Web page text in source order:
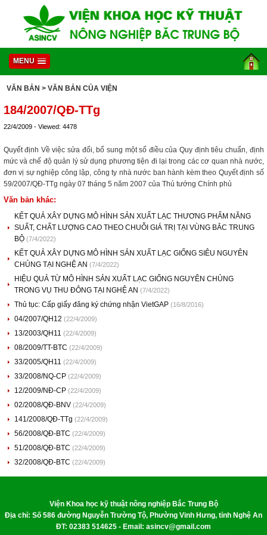
MENU
VĂN BẢN > VĂN BẢN CỦA VIỆN
184/2007/QĐ-TTg
22/4/2009 - Viewed: 4478
Quyết định Về việc sửa đổi, bổ sung một số điều của Quy định tiêu chuẩn, định
mức và chế độ quản lý sử dụng phương tiện đi lại trong các cơ quan nhà nước,
đơn vị sự nghiệp công lập, công ty nhà nước ban hành kèm theo Quyết định số
59/2007/QĐ-TTg ngày 07 tháng 5 năm 2007 của Thủ tướng Chính phủ
Văn bản khác:
KẾT QUẢ XÂY DỰNG MÔ HÌNH SẢN XUẤT LẠC THƯƠNG PHẨM NĂNG
SUẤT, CHẤT LƯỢNG CAO THEO CHUỖI GIÁ TRỊ TẠI VÙNG BẮC TRUNG
BỘ (7/4/2022)
KẾT QUẢ XÂY DỰNG MÔ HÌNH SẢN XUẤT LẠC GIỐNG SIÊU NGUYÊN
CHỦNG TẠI NGHỆ AN (7/4/2022)
HIỆU QUẢ TỪ MÔ HÌNH SẢN XUẤT LẠC GIỐNG NGUYÊN CHỦNG
TRONG VỤ THU ĐÔNG TẠI NGHỆ AN (7/4/2022)
Thủ tục: Cấp giấy đăng ký chứng nhận VietGAP (16/8/2016)
04/2007/QH12 (22/4/2009)
13/2003/QH11 (22/4/2009)
08/2009/TT-BTC (22/4/2009)
33/2005/QH11 (22/4/2009)
33/2008/NQ-CP (22/4/2009)
12/2009/NĐ-CP (22/4/2009)
02/2008/QĐ-BNV (22/4/2009)
141/2008/QĐ-TTg (22/4/2009)
56/2008/QĐ-BTC (22/4/2009)
51/2008/QĐ-BTC (22/4/2009)
32/2008/QĐ-BTC (22/4/2009)
Viện Khoa học kỹ thuật nông nghiệp Bắc Trung Bộ
Địa chỉ: Số 586 đường Nguyễn Trường Tộ, Phường Vinh Hưng, tỉnh Nghệ An
ĐT: 02383 514625 - Email: asincv@gmail.com